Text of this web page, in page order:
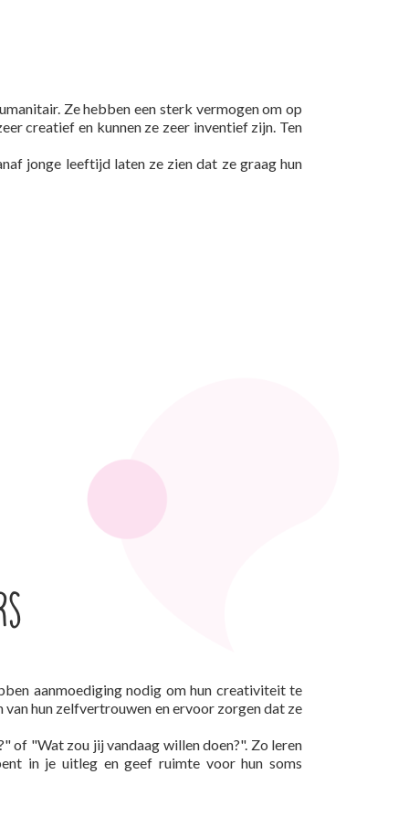
Ze hebben een sterk vermogen om op
creatief en kunnen ze zeer inventief zijn. Ten
jonge leeftijd laten ze zien dat ze graag hun
aanmoediging nodig om hun creativiteit te
hun zelfvertrouwen en ervoor zorgen dat ze
of "Wat zou jij vandaag willen doen?". Zo leren
in je uitleg en geef ruimte voor hun soms